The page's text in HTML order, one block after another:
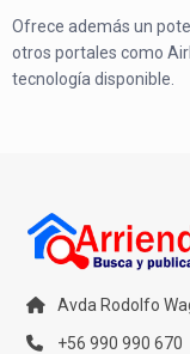
Ofrece además un
otros portales como
tecnología disponible.
Avda Rodolfo
+56 990 990 670